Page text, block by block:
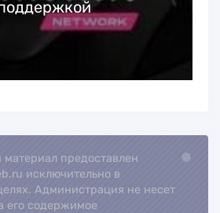
предоставлен
исключительно в
Администрация не несет
его содержимое